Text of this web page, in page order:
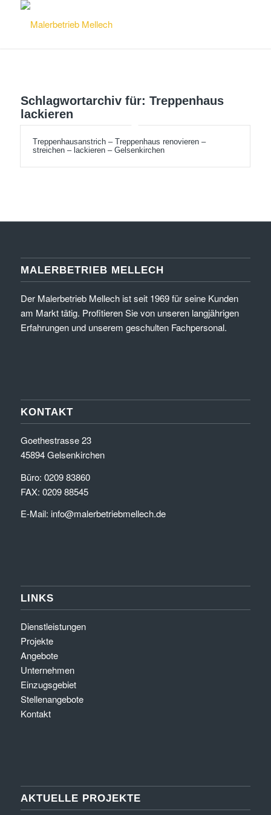
Schlagwortarchiv für: Treppenhaus
lackieren
Treppenhausanstrich – Treppenhaus renovieren –
streichen – lackieren – Gelsenkirchen
MALERBETRIEB MELLECH
Der Malerbetrieb Mellech ist seit 1969 für seine Kunden
am Markt tätig. Profitieren Sie von unseren langjährigen
Erfahrungen und unserem geschulten Fachpersonal.
KONTAKT
Goethestrasse 23
45894 Gelsenkirchen
Büro: 0209 83860
FAX: 0209 88545
E-Mail: info@malerbetriebmellech.de
LINKS
Dienstleistungen
Projekte
Angebote
Unternehmen
Einzugsgebiet
Stellenangebote
Kontakt
AKTUELLE PROJEKTE